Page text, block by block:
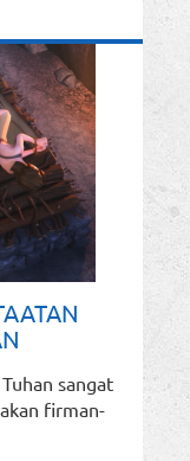
sangat
firman-